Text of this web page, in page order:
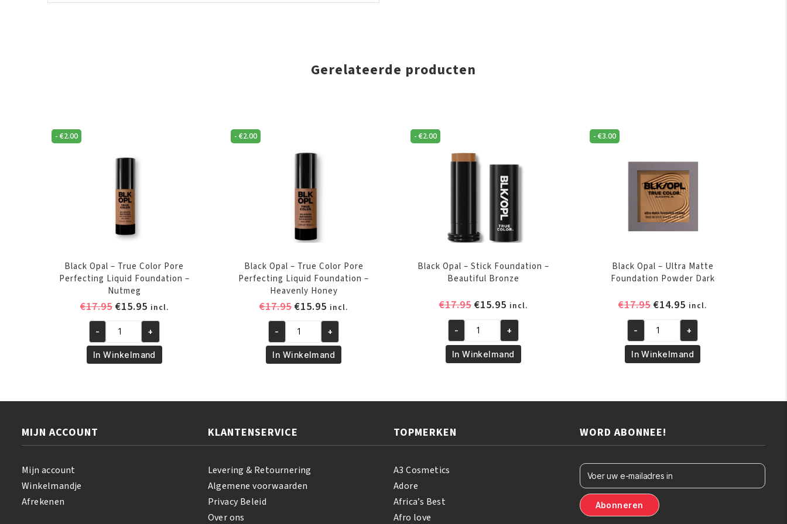
Gerelateerde producten
- €2.00
Black Opal – True Color Pore
Perfecting Liquid Foundation –
Nutmeg
€17.95 Oorspronkelijke
was:
€17.95.
€15.95Huidige
prijs
is:
€15.95.
incl.
Black
Opal
-
Liquid
Foundation
- +
In Winkelmand
-€2.00
Black Opal – True Color Pore
Perfecting Liquid Foundation –
Heavenly Honey
€17.95Oorspronkelijke
was:
€17.95.
€15.95 Huidige
prijs
is:
€15.95.
incl.
Black
Opal
-
Liquid
Foundation
Heavenly
Honey
- +
In Winkelmand
- €2.00
Black Opal – Stick Foundation –
Beautiful Bronze
€17.95 Oorspronkelijke
was:
€17.95.
€15.95Huidige
prijs
is:
€15.95.
incl.
Black
Opal
-
Bronze
aantal
- +
In Winkelmand
-€3.00
Black Opal – Ultra Matte
Foundation Powder Dark
€17.95 Oorspronkelijke
was:
€17.95.
€14.95 Huidige
prijs
is:
€14.95.
incl.
Black
Opal
-
Dark
aantal
- +
In Winkelmand
MIJN ACCOUNT
Mijn account
Winkelmandje
Afrekenen
KLANTENSERVICE
Levering & Retournering
Algemene voorwaarden
Privacy Beleid
Over ons
TOPMERKEN
A3 Cosmetics
Adore
Africa’s Best
Afro love
WORD ABONNEE!